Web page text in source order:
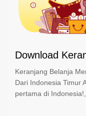
Download
Keranjang Belanja
Dari Indonesia Timur
pertama di